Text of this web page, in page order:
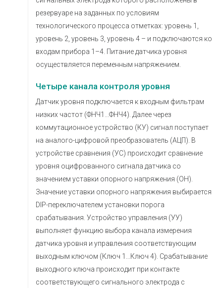
резервуаре на заданных по условиям
технологического процесса отметках: уровень 1,
уровень 2, уровень 3, уровень 4 – и подключаются ко
входам прибора 1–4. Питание датчика уровня
осуществляется переменным напряжением.
Четыре канала контроля уровня
Датчик уровня подключается к входным фильтрам
низких частот (ФНЧ1...ФНЧ4). Далее через
коммутационное устройство (КУ) сигнал поступает
на аналого-цифровой преобразователь (АЦП). В
устройстве сравнения (УС) происходит сравнение
уровня оцифрованного сигнала датчика со
значением уставки опорного напряжения (ОН).
Значение уставки опорного напряжения выбирается
DIP-переключателем установки порога
срабатывания. Устройство управления (УУ)
выполняет функцию выбора канала измерения
датчика уровня и управления соответствующим
выходным ключом (Ключ 1...Ключ 4). Срабатывание
выходного ключа происходит при контакте
соответствующего сигнального электрода с